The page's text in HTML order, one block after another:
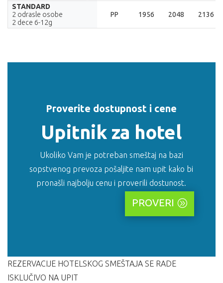
STANDARD
2 odrasle osobe
2 dece 6-12g
PP 1956 2048 2136
Proverite dostupnost i cene
Upitnik za hotel
Ukoliko Vam je potreban smeštaj na bazi
sopstvenog prevoza pošaljite nam upit kako bi
pronašli najbolju cenu i proverili dostunost.
PROVERI
REZERVACIJE HOTELSKOG SMEŠTAJA SE RADE
ISKLUČIVO NA UPIT